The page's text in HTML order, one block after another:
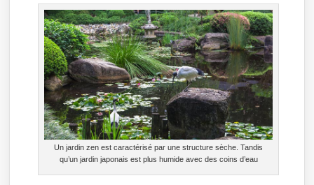
Un jardin zen est caractérisé par une structure sèche. Tandis
qu’un jardin japonais est plus humide avec des coins d’eau